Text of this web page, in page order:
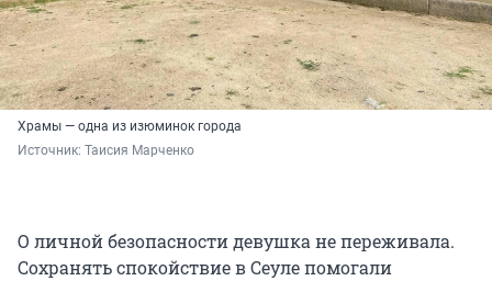
Храмы — одна из изюминок города
Источник: Таисия Марченко
О личной безопасности девушка не переживала.
Сохранять спокойствие в Сеуле помогали